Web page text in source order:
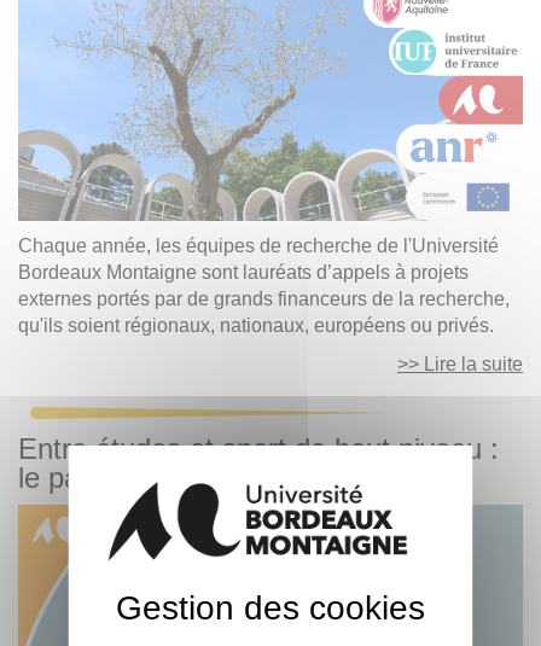
Chaque année, les équipes de recherche de l'Université
Bordeaux Montaigne sont lauréats d’appels à projets
externes portés par de grands financeurs de la recherche,
qu'ils soient régionaux, nationaux, européens ou privés.
>> Lire la suite
Entre études et sport de haut niveau :
le parcours d'Aurore Avezou
Gestion des cookies